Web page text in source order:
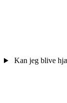
Kan jeg blive